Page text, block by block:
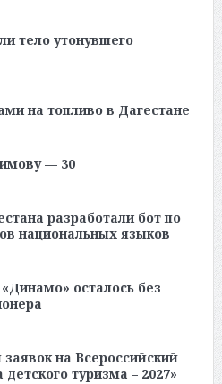
тело утонувшего
на топливо в Дагестане
— 30
разработали бот по
национальных языков
осталось без
на Всероссийский
туризма – 2027»